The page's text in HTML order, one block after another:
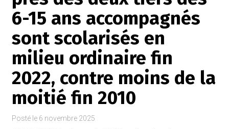
6-15 ans accompagnés
sont scolarisés en
milieu ordinaire fin
2022, contre moins de la
moitié fin 2010
Posté le 6 novembre 2025